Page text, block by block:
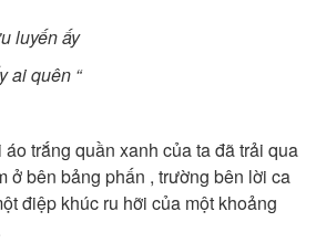
luyến ấy
ai quên “
trắng quần xanh của ta đã trải qua
ở bên bảng phấn , trường bên lời ca
điệp khúc ru hỡi của một khoảng